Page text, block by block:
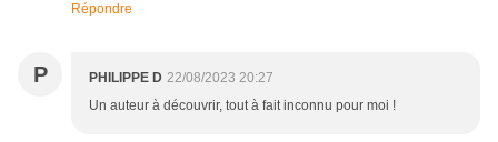
Répondre
P PHILIPPE D 22/08/2023 20:27
Un auteur à découvrir, tout à fait inconnu pour moi !